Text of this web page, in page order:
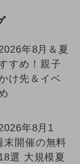
年8月＆夏
すめ！親子
け先＆イベ
年8月1
末開催の無料
選 大規模夏